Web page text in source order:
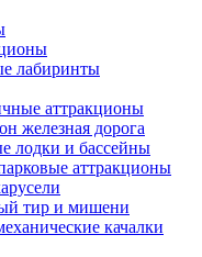
лабиринты
аттракционы
железная дорога
лодки и бассейны
аттракционы
тир и мишени
качалки